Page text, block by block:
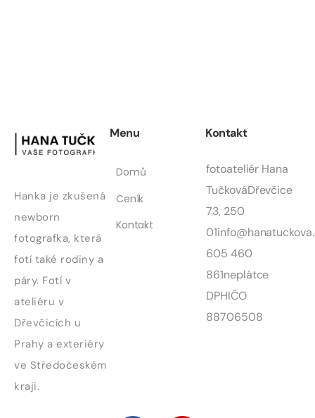
Hanka je zkušená
newborn
fotografka, která
fotí také rodiny a
páry. Fotí v
ateliéru v
Dřevčicích u
Prahy a exteriéry
ve Středočeském
kraji.
Menu
Domů
Ceník
Kontakt
Kontakt
fotoateliér Hana
TučkováDřevčice
73, 250
01
605 460
861neplátce
DPHIČO
88706508